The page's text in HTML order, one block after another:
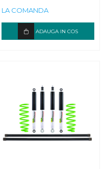
LA COMANDA
ADAUGA IN COS